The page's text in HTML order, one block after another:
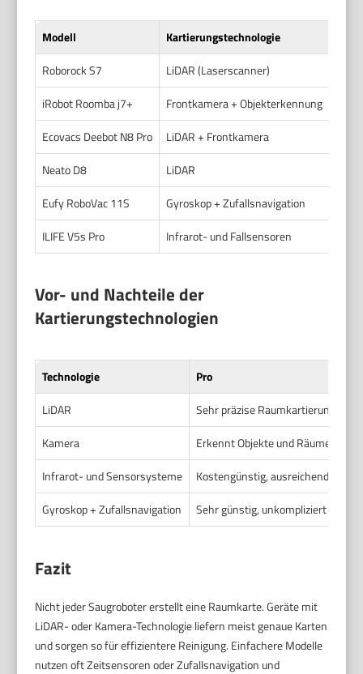
Modell Kartierungstechnologie
Roborock S7
LiDAR (Laserscanner)
iRobot Roomba j7+
Frontkamera + Objekterkennung
Ecovacs Deebot N8 Pro
LiDAR + Frontkamera
Neato D8
LiDAR
Eufy RoboVac 11S
Gyroskop + Zufallsnavigation
ILIFE V5s Pro
Infrarot- und Fallsensoren
Vor- und Nachteile der
Kartierungstechnologien
Technologie
Pro
LiDAR
Sehr präzise Raumkartierung,
Kamera
Erkennt Objekte und Räume
Infrarot- und Sensorsysteme
Kostengünstig, ausreichend für
Gyroskop + Zufallsnavigation
Sehr günstig, unkompliziert
Fazit
Nicht jeder Saugroboter erstellt eine Raumkarte. Geräte mit
LiDAR- oder Kamera-Technologie liefern meist genaue Karten
und sorgen so für effizientere Reinigung. Einfachere Modelle
nutzen oft Zeitsensoren oder Zufallsnavigation und